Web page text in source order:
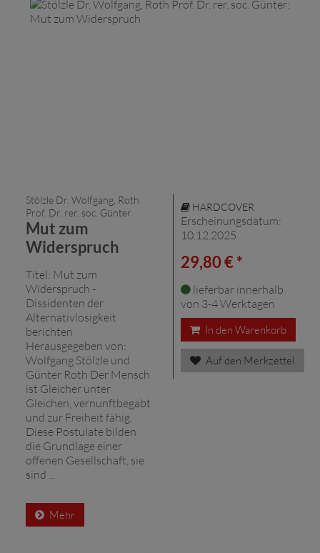
Stölzle Dr. Wolfgang, Roth
Prof. Dr. rer. soc. Günter
Mut zum
Widerspruch
Titel: Mut zum
Widerspruch -
Dissidenten der
Alternativlosigkeit
berichten
Herausgegeben von:
Wolfgang Stölzle und
Günter Roth Der Mensch
ist Gleicher unter
Gleichen, vernunftbegabt
und zur Freiheit fähig.
Diese Postulate bilden
die Grundlage einer
offenen Gesellschaft, sie
sind ...
Mehr
HARDCOVER
Erscheinungsdatum:
10.12.2025
29,80 € *
lieferbar innerhalb
von 3-4 Werktagen
In den Warenkorb
Auf den Merkzettel